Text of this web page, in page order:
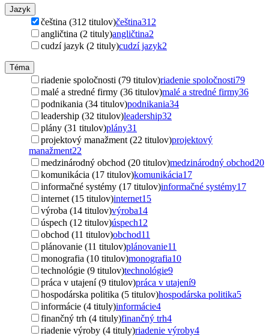
Jazyk
čeština (312 titulov)čeština312
angličtina (2 tituly)angličtina2
cudzí jazyk (2 tituly)cudzí jazyk2
Téma
riadenie spoločnosti (79 titulov)riadenie spoločnosti79
malé a stredné firmy (36 titulov)malé a stredné firmy36
podnikania (34 titulov)podnikania34
leadership (32 titulov)leadership32
plány (31 titulov)plány31
projektový manažment (22 titulov)projektový
manažment22
medzinárodný obchod (20 titulov)medzinárodný obchod20
komunikácia (17 titulov)komunikácia17
informačné systémy (17 titulov)informačné systémy17
internet (15 titulov)internet15
výroba (14 titulov)výroba14
úspech (12 titulov)úspech12
obchod (11 titulov)obchod11
plánovanie (11 titulov)plánovanie11
monografia (10 titulov)monografia10
technológie (9 titulov)technológie9
práca v utajení (9 titulov)práca v utajení9
hospodárska politika (5 titulov)hospodárska politika5
informácie (4 tituly)informácie4
finančný trh (4 tituly)finančný trh4
riadenie výroby (4 tituly)riadenie výroby4